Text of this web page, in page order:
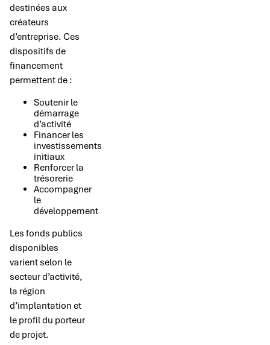
destinées aux
créateurs
d’entreprise. Ces
dispositifs de
financement
permettent de :
Soutenir le
démarrage
d’activité
Financer les
investissements
initiaux
Renforcer la
trésorerie
Accompagner
le
développement
Les fonds publics
disponibles
varient selon le
secteur d’activité,
la région
d’implantation et
le profil du porteur
de projet.